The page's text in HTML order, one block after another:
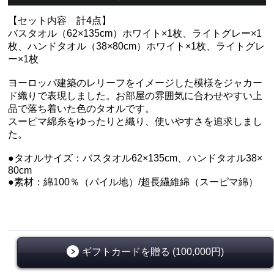
【セット内容 計4点】
バスタオル（62×135cm）ホワイト×1枚、ライトグレー×1
枚、ハンドタオル（38×80cm）ホワイト×1枚、ライトグレ
ー×1枚
ヨーロッパ建築のレリーフをイメージした模様をジャカー
ド織りで表現しました。お部屋の雰囲気に合わせやすい上
品で落ち着いた色のタオルです。
スーピマ綿糸をゆったりと織り、使いやすさを追求しまし
た。
●タオルサイズ：バスタオル62×135cm、ハンドタオル38×
80cm
●素材：綿100％（パイル地）/超長繊維綿（スーピマ綿）
ギフトカードを贈る (100,000円)